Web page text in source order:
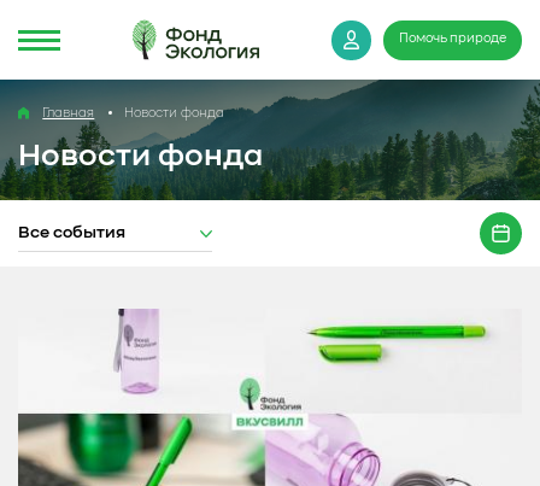
Помочь природе
Главная Новости фонда
Новости фонда
Все события